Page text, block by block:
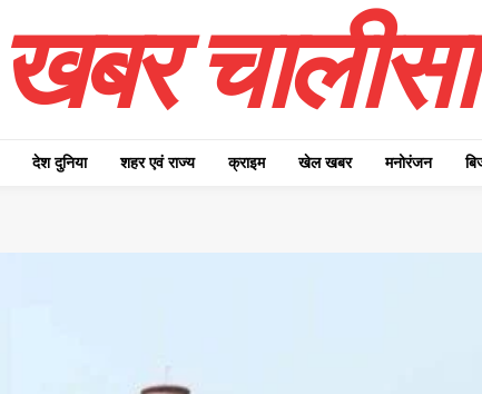
खबर चालीसा
देश दुनिया शहर एवं राज्य क्राइम खेल खबर मनोरंजन